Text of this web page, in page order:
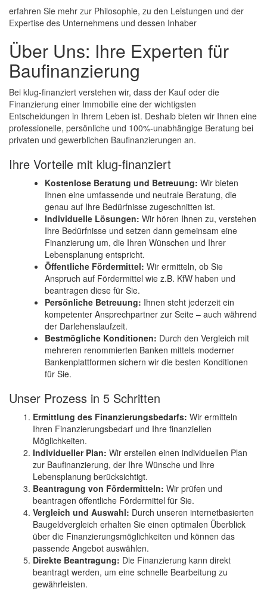
erfahren Sie mehr zur Philosophie, zu den Leistungen und der
Expertise des Unternehmens und dessen Inhaber
Über Uns: Ihre Experten für
Baufinanzierung
Bei klug-finanziert verstehen wir, dass der Kauf oder die
Finanzierung einer Immobilie eine der wichtigsten
Entscheidungen in Ihrem Leben ist. Deshalb bieten wir Ihnen eine
professionelle, persönliche und 100%-unabhängige Beratung bei
privaten und gewerblichen Baufinanzierungen an.
Ihre Vorteile mit klug-finanziert
Kostenlose Beratung und Betreuung: Wir bieten
Ihnen eine umfassende und neutrale Beratung, die
genau auf Ihre Bedürfnisse zugeschnitten ist.
Individuelle Lösungen: Wir hören Ihnen zu, verstehen
Ihre Bedürfnisse und setzen dann gemeinsam eine
Finanzierung um, die Ihren Wünschen und Ihrer
Lebensplanung entspricht.
Öffentliche Fördermittel: Wir ermitteln, ob Sie
Anspruch auf Fördermittel wie z.B. KfW haben und
beantragen diese für Sie.
Persönliche Betreuung: Ihnen steht jederzeit ein
kompetenter Ansprechpartner zur Seite – auch während
der Darlehenslaufzeit.
Bestmögliche Konditionen: Durch den Vergleich mit
mehreren renommierten Banken mittels moderner
Bankenplattformen sichern wir die besten Konditionen
für Sie.
Unser Prozess in 5 Schritten
Ermittlung des Finanzierungsbedarfs: Wir ermitteln
Ihren Finanzierungsbedarf und Ihre finanziellen
Möglichkeiten.
Individueller Plan: Wir erstellen einen individuellen Plan
zur Baufinanzierung, der Ihre Wünsche und Ihre
Lebensplanung berücksichtigt.
Beantragung von Fördermitteln: Wir prüfen und
beantragen öffentliche Fördermittel für Sie.
Vergleich und Auswahl: Durch unseren internetbasierten
Baugeldvergleich erhalten Sie einen optimalen Überblick
über die Finanzierungsmöglichkeiten und können das
passende Angebot auswählen.
Direkte Beantragung: Die Finanzierung kann direkt
beantragt werden, um eine schnelle Bearbeitung zu
gewährleisten.